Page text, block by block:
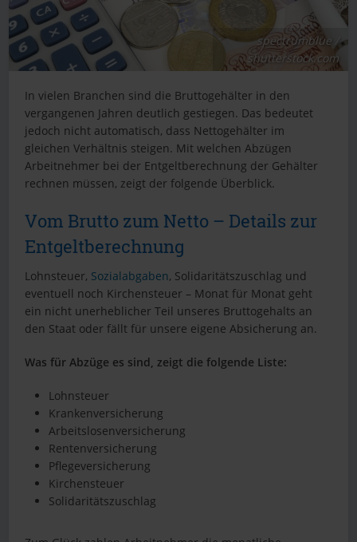
spectrumblue /
shutterstock.com
In vielen Branchen sind die Bruttogehälter in den
vergangenen Jahren deutlich gestiegen. Das bedeutet
jedoch nicht automatisch, dass Nettogehälter im
gleichen Verhältnis steigen. Mit welchen Abzügen
Arbeitnehmer bei der Entgeltberechnung der Gehälter
rechnen müssen, zeigt der folgende Überblick.
Vom Brutto zum Netto – Details zur
Entgeltberechnung
Lohnsteuer, Sozialabgaben, Solidaritätszuschlag und
eventuell noch Kirchensteuer – Monat für Monat geht
ein nicht unerheblicher Teil unseres Bruttogehalts an
den Staat oder fällt für unsere eigene Absicherung an.
Was für Abzüge es sind, zeigt die folgende Liste:
Lohnsteuer
Krankenversicherung
Arbeitslosenversicherung
Rentenversicherung
Pflegeversicherung
Kirchensteuer
Solidaritätszuschlag